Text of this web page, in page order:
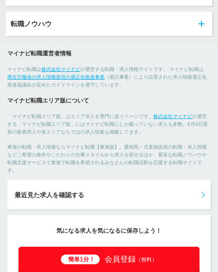
転職ノウハウ
マイナビ転職運営者情報
マイナビ転職は株式会社マイナビが運営する転職・求人情報サイトです。 マイナビ転職は、
厚生労働省の求人情報提供の適正化推進事業 （委託事業）により設置された求人情報適正化
推進協議会が定めたガイドラインを遵守しています。
マイナビ転職エリア版について
「マイナビ転職エリア版」はエリア求人を専門に扱うページです。 株式会社マイナビが運営
する「マイナビ転職エリア版」にはマイナビ転職にしか載っていない求人も多数。8月4日更
新の新着求人や各エリアならではの求人特集も掲載してます。
東海の転職・求人情報ならマイナビ転職【東海版】。愛知県／児童相談員の転職・求人情報
などご希望の条件やこだわりの仕事スタイルから求人を探せるほか、豊富な転職ノウハウや
転職支援サービスで東海で転職を希望されるみなさんの転職活動を応援する転職サイトで
す。
最近見た求人を確認する
気になる求人を気になるに保存しよう！
簡単1分！ 会員登録 （無料）